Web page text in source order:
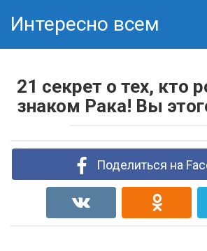
Интересно всем
21 секрет о тех, кто
знаком Рака! Вы
Поделиться на